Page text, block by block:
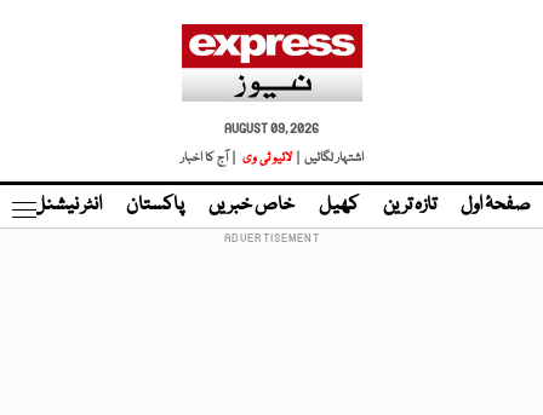
AUGUST 09, 2026
اشتہار لگائیں |
لائیو ٹی وی | آج کا اخبار
صفحۂ اول تازہ ترین کھیل خاص خبریں پاکستان انٹر نیشنل